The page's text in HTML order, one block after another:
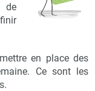
de
en place des
Ce sont les